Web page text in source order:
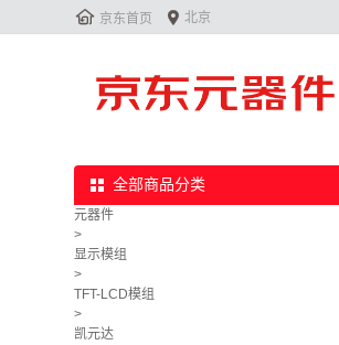
 京东首页  北京
全部商品分类
元器件
>
显示模组
>
TFT-LCD模组
>
凯元达